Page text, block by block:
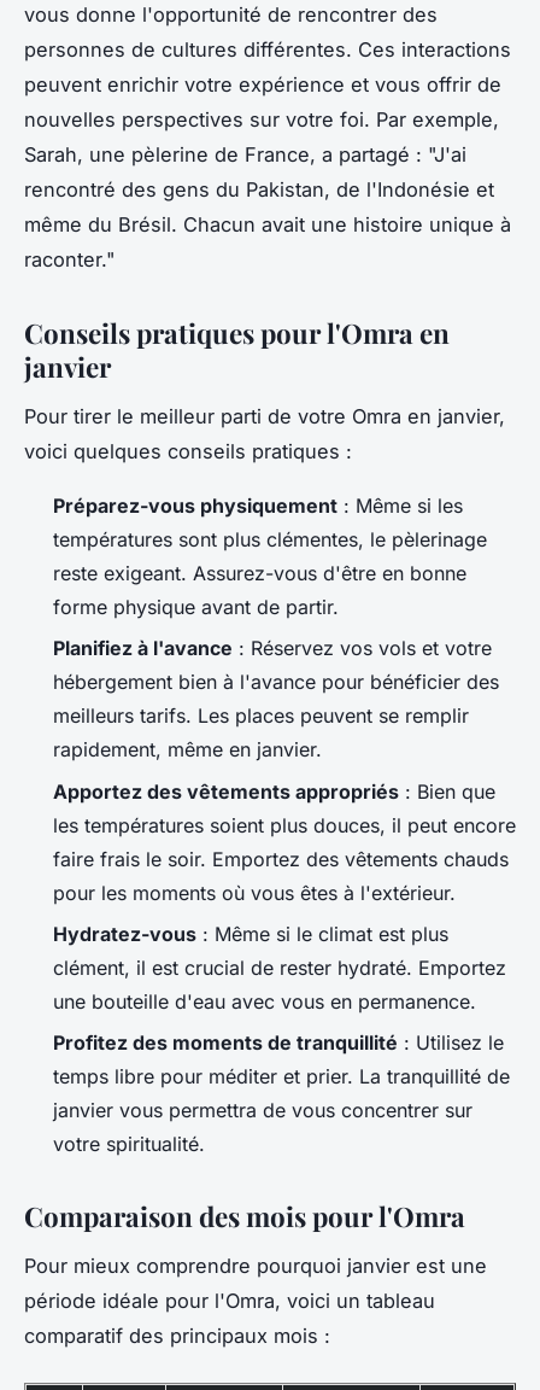
vous donne l'opportunité de rencontrer des
personnes de cultures différentes. Ces interactions
peuvent enrichir votre expérience et vous offrir de
nouvelles perspectives sur votre foi. Par exemple,
Sarah, une pèlerine de France, a partagé : "J'ai
rencontré des gens du Pakistan, de l'Indonésie et
même du Brésil. Chacun avait une histoire unique à
raconter."
Conseils pratiques pour l'Omra en
janvier
Pour tirer le meilleur parti de votre Omra en janvier,
voici quelques conseils pratiques :
Préparez-vous physiquement : Même si les
températures sont plus clémentes, le pèlerinage
reste exigeant. Assurez-vous d'être en bonne
forme physique avant de partir.
Planifiez à l'avance : Réservez vos vols et votre
hébergement bien à l'avance pour bénéficier des
meilleurs tarifs. Les places peuvent se remplir
rapidement, même en janvier.
Apportez des vêtements appropriés : Bien que
les températures soient plus douces, il peut encore
faire frais le soir. Emportez des vêtements chauds
pour les moments où vous êtes à l'extérieur.
Hydratez-vous : Même si le climat est plus
clément, il est crucial de rester hydraté. Emportez
une bouteille d'eau avec vous en permanence.
Profitez des moments de tranquillité : Utilisez le
temps libre pour méditer et prier. La tranquillité de
janvier vous permettra de vous concentrer sur
votre spiritualité.
Comparaison des mois pour l'Omra
Pour mieux comprendre pourquoi janvier est une
période idéale pour l'Omra, voici un tableau
comparatif des principaux mois :